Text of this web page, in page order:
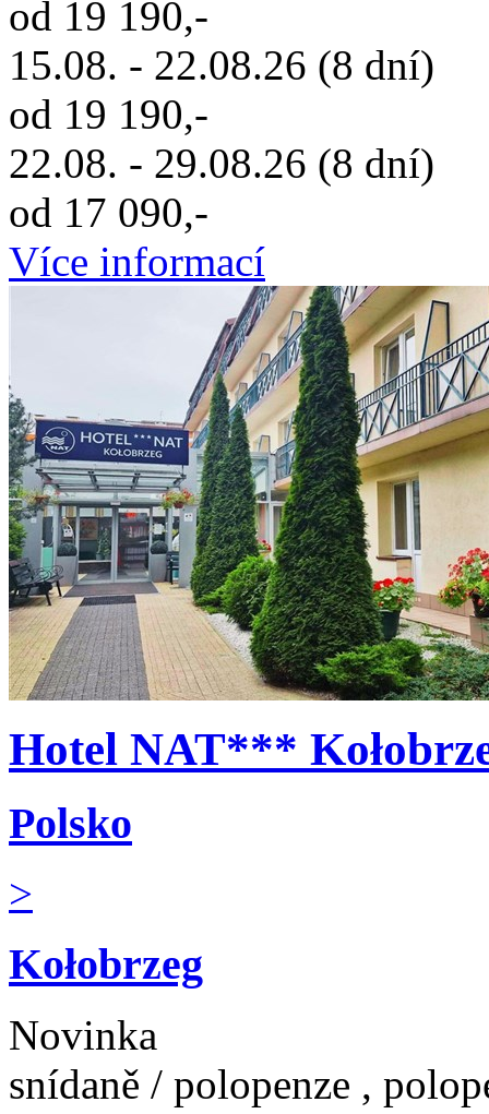
od 19 190,-
15.08. - 22.08.26 (8 dní)
od 19 190,-
22.08. - 29.08.26 (8 dní)
od 17 090,-
Více informací
Hotel NAT***
Polsko
>
Kołobrzeg
Novinka
snídaně / polopenze ,